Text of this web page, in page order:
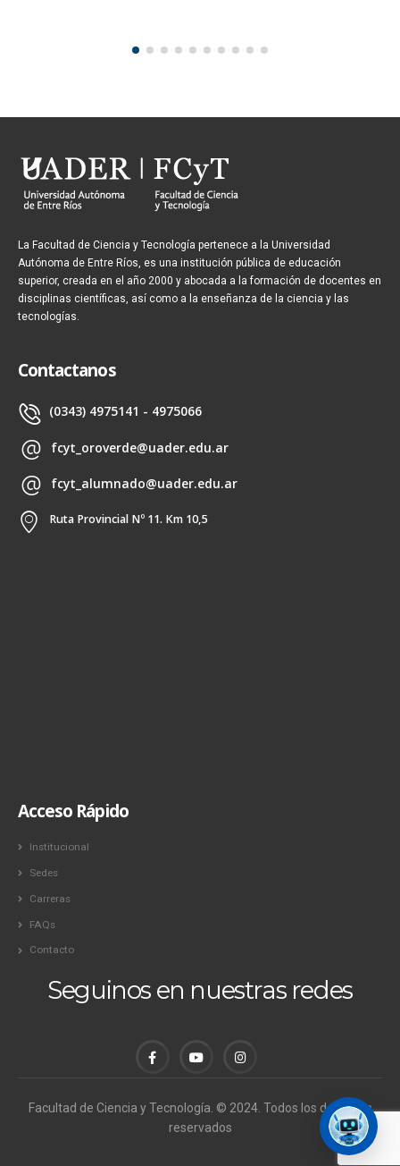
La Facultad de Ciencia y Tecnología pertenece a la Universidad
Autónoma de Entre Ríos, es una institución pública de educación
superior, creada en el año 2000 y abocada a la formación de docentes en
disciplinas científicas, así como a la enseñanza de la ciencia y las
tecnologías.
Contactanos
(0343) 4975141 - 4975066
fcyt_oroverde@uader.edu.ar
fcyt_alumnado@uader.edu.ar
Ruta Provincial Nº 11. Km 10,5
Acceso Rápido
Institucional
Sedes
Carreras
FAQs
Contacto
Seguinos en nuestras redes
Facultad de Ciencia y Tecnología. © 2024. Todos los derechos
reservados